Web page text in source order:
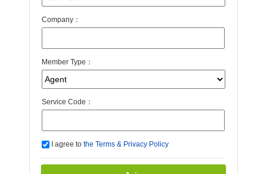
Company：
Member Type：
Service Code：
I agree to the Terms & Privacy Policy